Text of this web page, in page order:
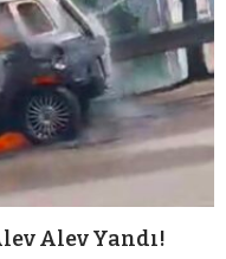
Alev Yandı!